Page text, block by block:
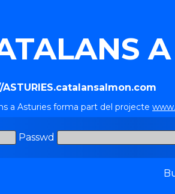
a Asturies forma part del projecte
Passwd